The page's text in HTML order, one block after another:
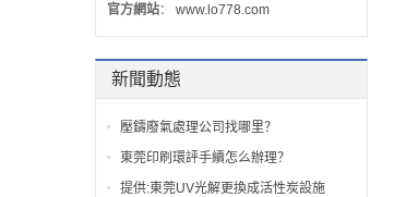
官方網站： www.lo778.com
新聞動態
壓鑄廢氣處理公司找哪里？
東莞印刷環評手續怎么辦理？
提供:東莞UV光解更換成活性炭設施